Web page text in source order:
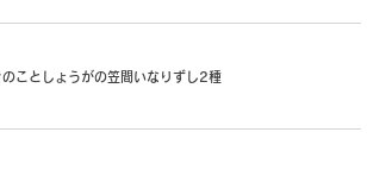
のことしょうがの笠間いなりずし2種